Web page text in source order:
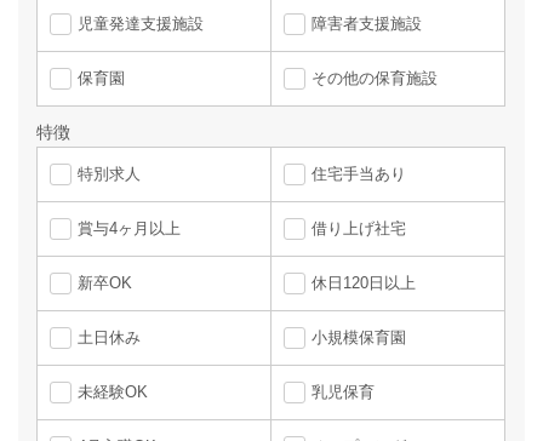
児童発達支援施設 障害者支援施設
保育園 その他の保育施設
特徴
特別求人 住宅手当あり
賞与4ヶ月以上 借り上げ社宅
新卒OK 休日120日以上
土日休み 小規模保育園
未経験OK 乳児保育